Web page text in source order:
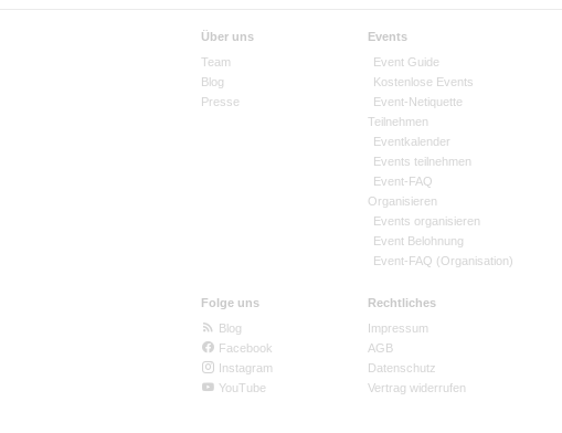
Über uns
Team
Blog
Presse
Events
Event Guide
Kostenlose Events
Event-Netiquette
Teilnehmen
Eventkalender
Events teilnehmen
Event-FAQ
Organisieren
Events organisieren
Event Belohnung
Event-FAQ (Organisation)
Folge uns
Blog
Facebook
Instagram
YouTube
Rechtliches
Impressum
AGB
Datenschutz
Vertrag widerrufen